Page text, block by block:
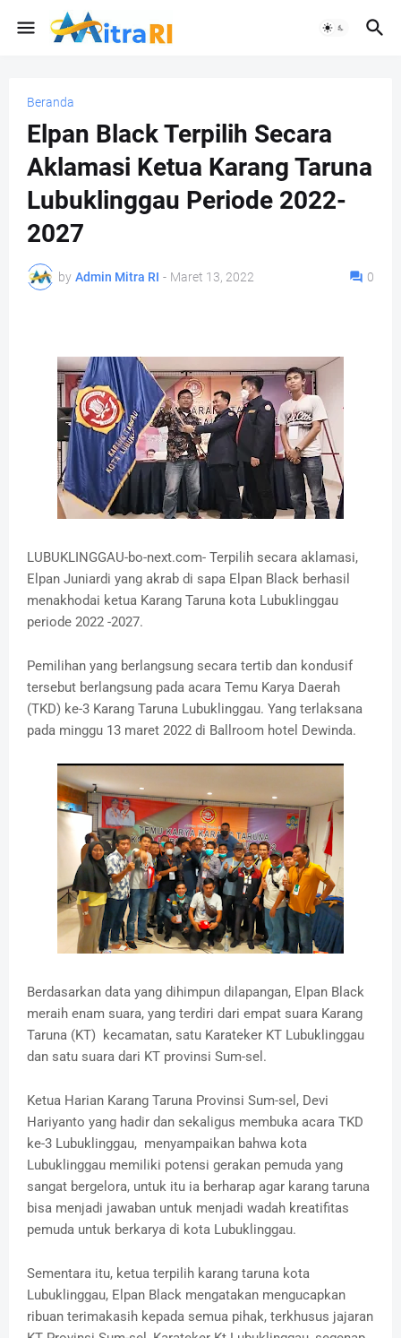
Beranda
Elpan Black Terpilih Secara
Aklamasi Ketua Karang Taruna
Lubuklinggau Periode 2022-
2027
by Admin Mitra RI - Maret 13, 2022 0
LUBUKLINGGAU-bo-next.com- Terpilih secara aklamasi,
Elpan Juniardi yang akrab di sapa Elpan Black berhasil
menakhodai ketua Karang Taruna kota Lubuklinggau
periode 2022 -2027.
Pemilihan yang berlangsung secara tertib dan kondusif
tersebut berlangsung pada acara Temu Karya Daerah
(TKD) ke-3 Karang Taruna Lubuklinggau. Yang terlaksana
pada minggu 13 maret 2022 di Ballroom hotel Dewinda.
Berdasarkan data yang dihimpun dilapangan, Elpan Black
meraih enam suara, yang terdiri dari empat suara Karang
Taruna (KT) kecamatan, satu Karateker KT Lubuklinggau
dan satu suara dari KT provinsi Sum-sel.
Ketua Harian Karang Taruna Provinsi Sum-sel, Devi
Hariyanto yang hadir dan sekaligus membuka acara TKD
ke-3 Lubuklinggau, menyampaikan bahwa kota
Lubuklinggau memiliki potensi gerakan pemuda yang
sangat bergelora, untuk itu ia berharap agar karang taruna
bisa menjadi jawaban untuk menjadi wadah kreatifitas
pemuda untuk berkarya di kota Lubuklinggau.
Sementara itu, ketua terpilih karang taruna kota
Lubuklinggau, Elpan Black mengatakan mengucapkan
ribuan terimakasih kepada semua pihak, terkhusus jajaran